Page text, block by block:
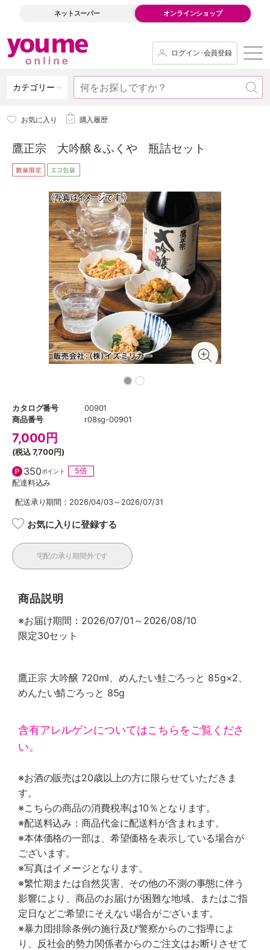
ネットスーパー オンラインショップ
ログイン･会員登録
カテゴリー
お気に入り 購入履歴
鷹正宗 大吟醸＆ふくや 瓶詰セット
カタログ番号
00901
商品番号
r08sg-00901
7,000 円
(税込7,700円)
350ポイント
5倍
配達料込み
配送承り期間：2026/04/03～2026/07/31
お気に入りに登録する
宅配の承り期間外です
商品説明
※お届け期間：2026/07/01～2026/08/10
限定30セット
鷹正宗 大吟醸 720ml、めんたい鮭ごろっと 85g×2、
めんたい鯖ごろっと 85g
含有アレルゲンについてはこちらをご覧くださ
い。
※お酒の販売は20歳以上の方に限らせていただきま
す。
※こちらの商品の消費税率は10％となります。
※配送料込み：商品代金に配送料が含まれます。
※本体価格の一部は、希望価格を表示している場合が
ございます。
※写真はイメージとなります。
※繁忙期または自然災害、その他の不測の事態に伴う
影響により、商品のお届けが困難な地域、またはご指
定日などご希望にそえない場合がございます。
※暴力団排除条例の施行及び警察からのご指導によ
り、反社会的勢力関係者からのご注文はお断りさせて